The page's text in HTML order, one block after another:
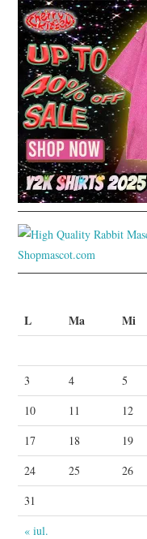
L Ma Mi
« iul.
3
4 5
10
11 12
17
18 19
24
25 26
31